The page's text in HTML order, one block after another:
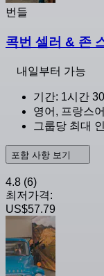
번들
콕번 셀러 & 존
내일부터 가능
기간: 1시간
영어, 프랑스
그룹당 최대
포함 사항 보기
4.8 (6)
최저가격:
US$57.79